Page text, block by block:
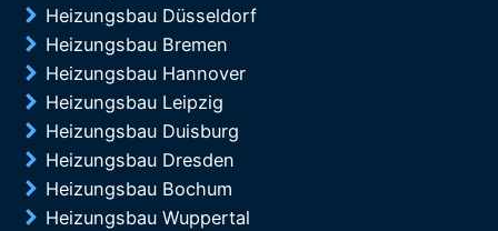
Heizungsbau Düsseldorf
Heizungsbau Bremen
Heizungsbau Hannover
Heizungsbau Leipzig
Heizungsbau Duisburg
Heizungsbau Dresden
Heizungsbau Bochum
Heizungsbau Wuppertal